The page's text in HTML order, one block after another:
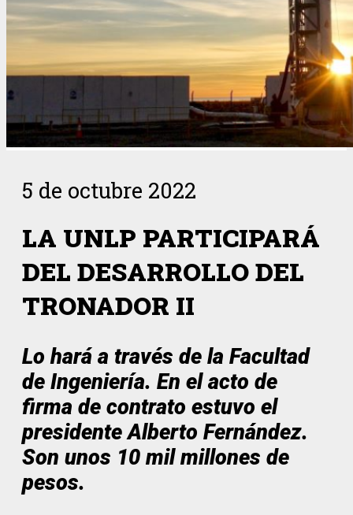
5 de octubre 2022
LA UNLP PARTICIPARÁ
DEL DESARROLLO DEL
TRONADOR II
Lo hará a través de la Facultad
de Ingeniería. En el acto de
firma de contrato estuvo el
presidente Alberto Fernández.
Son unos 10 mil millones de
pesos.